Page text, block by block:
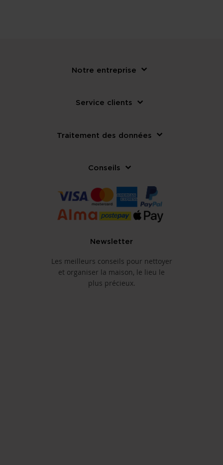
Notre entreprise
Service clients
Traitement des données
Conseils
Newsletter
Les meilleurs conseils pour nettoyer
et organiser la maison, le lieu le
plus précieux.